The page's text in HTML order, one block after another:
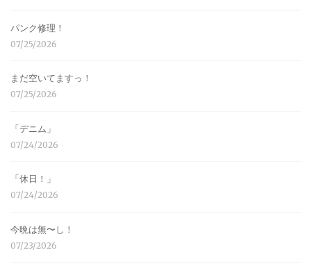
パンク修理！
07/25/2026
まだ空いてますっ！
07/25/2026
「デニム」
07/24/2026
「休日！」
07/24/2026
今晩は無〜し！
07/23/2026